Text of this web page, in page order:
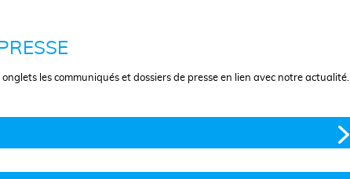
les communiqués et dossiers de presse en lien avec notre actualité.